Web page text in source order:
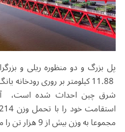
پل بزرگ و دو منظوره ریلی و
11.88 کیلومتر بر روری
شرق چین احداث شده است،
مجموعا به وزن بیش از 9 هزار تن را موفقیت پشت سر گذاشت.